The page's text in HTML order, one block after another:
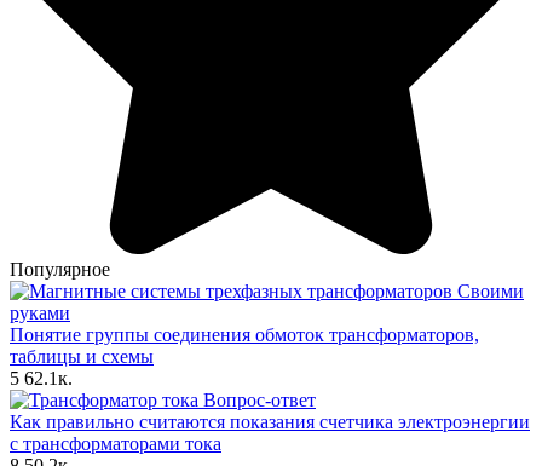
Популярное
Своими
руками
Понятие группы соединения обмоток трансформаторов,
таблицы и схемы
5 62.1к.
Вопрос-ответ
Как правильно считаются показания счетчика электроэнергии
с трансформаторами тока